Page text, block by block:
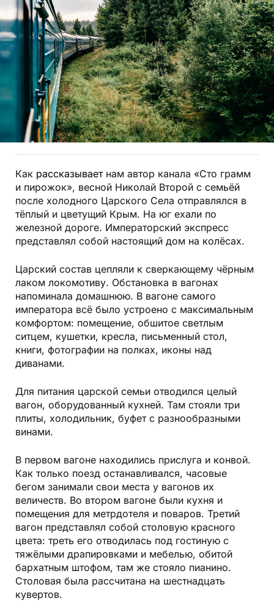
Как рассказываетнам автор канала «Сто грамм
и пирожок», весной Николай Второй с семьёй
после холодного Царского Села отправлялся в
тёплый и цветущий Крым. На юг ехали по
железной дороге. Императорский экспресс
представлял собой настоящий дом на колёсах.
Царский состав цепляли к сверкающему чёрным
лаком локомотиву. Обстановка в вагонах
напоминала домашнюю. В вагоне самого
императора всё было устроено с максимальным
комфортом: помещение, обшитое светлым
ситцем, кушетки, кресла, письменный стол,
книги, фотографии на полках, иконы над
диванами.
Для питания царской семьи отводился целый
вагон, оборудованный кухней. Там стояли три
плиты, холодильник, буфет с разнообразными
винами.
В первом вагоне находились прислуга и конвой.
Как только поезд останавливался, часовые
бегом занимали свои места у вагонов их
величеств. Во втором вагоне были кухня и
помещения для метрдотеля и поваров. Третий
вагон представлял собой столовую красного
цвета: треть его отводилась под гостиную с
тяжёлыми драпировками и мебелью, обитой
бархатным штофом, там же стояло пианино.
Столовая была рассчитана на шестнадцать
кувертов.